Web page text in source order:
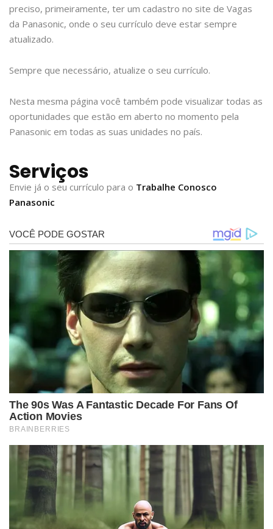
preciso, primeiramente, ter um cadastro no site de Vagas
da Panasonic, onde o seu currículo deve estar sempre
atualizado.
Sempre que necessário, atualize o seu currículo.
Nesta mesma página você também pode visualizar todas as
oportunidades que estão em aberto no momento pela
Panasonic em todas as suas unidades no país.
Serviços
Envie já o seu currículo para o Trabalhe Conosco
Panasonic